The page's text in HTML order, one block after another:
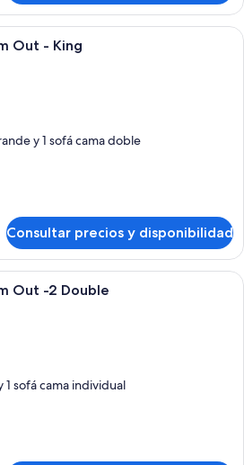
Habitación de hotel moderna con
Out - King
y 1 sofá cama doble
Consultar precios y disponibilidad
Un dormitorio amplio con dos
Out -2 Double
sofá cama individual